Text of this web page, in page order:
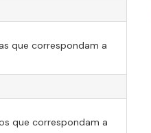
que correspondam a
que correspondam a